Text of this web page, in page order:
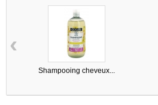
Shampooing cheveux...
‹